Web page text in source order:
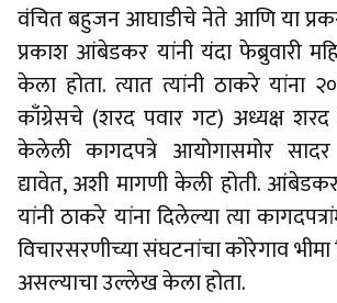
वंचित बहुजन आघाडीचे नेते आणि या
प्रकाश आंबेडकर यांनी यंदा फेब्रुवारी
केला होता. त्यात त्यांनी ठाकरे यांना
काँग्रेसचे (शरद पवार गट) अध्यक्ष शरद
केलेली कागदपत्रे आयोगासमोर
द्यावेत, अशी मागणी केली होती.
यांनी ठाकरे यांना दिलेल्या त्या
विचारसरणीच्या संघटनांचा कोरेगाव
असल्याचा उल्लेख केला होता.